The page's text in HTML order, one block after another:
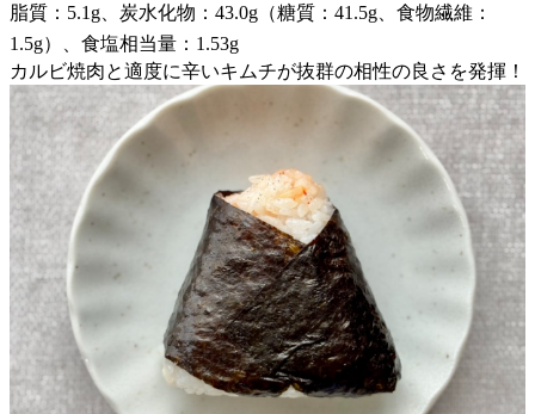
脂質：5.1g、炭水化物：43.0g（糖質：41.5g、食物繊維：
1.5g）、食塩相当量：1.53g
カルビ焼肉と適度に辛いキムチが抜群の相性の良さを発揮！